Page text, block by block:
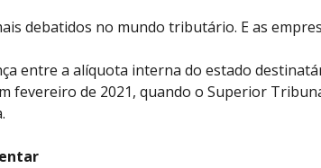
debatidos no mundo tributário. E as
entre a alíquota interna do estado
fevereiro de 2021, quando o Superior